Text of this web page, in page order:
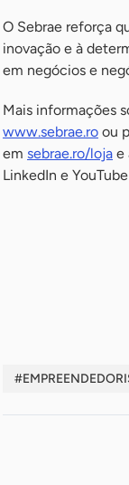
O Sebrae reforça
inovação e à
em negócios e
Mais informações
www.sebrae.ro ou
em sebrae.ro/loja e
LinkedIn e